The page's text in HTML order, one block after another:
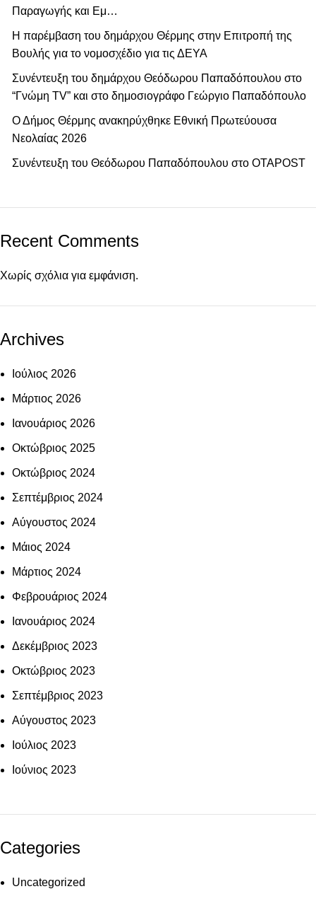
Παραγωγής και Εμ…
Η παρέμβαση του δημάρχου Θέρμης στην Επιτροπή της
Βουλής για το νομοσχέδιο για τις ΔΕΥΑ
Συνέντευξη του δημάρχου Θεόδωρου Παπαδόπουλου στο
“Γνώμη TV” και στο δημοσιογράφο Γεώργιο Παπαδόπουλο
Ο Δήμος Θέρμης ανακηρύχθηκε Εθνική Πρωτεύουσα
Νεολαίας 2026
Συνέντευξη του Θεόδωρου Παπαδόπουλου στο ΟΤΑPOST
Recent Comments
Χωρίς σχόλια για εμφάνιση.
Archives
Ιούλιος 2026
Μάρτιος 2026
Ιανουάριος 2026
Οκτώβριος 2025
Οκτώβριος 2024
Σεπτέμβριος 2024
Αύγουστος 2024
Μάιος 2024
Μάρτιος 2024
Φεβρουάριος 2024
Ιανουάριος 2024
Δεκέμβριος 2023
Οκτώβριος 2023
Σεπτέμβριος 2023
Αύγουστος 2023
Ιούλιος 2023
Ιούνιος 2023
Categories
Uncategorized